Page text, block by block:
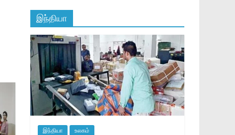
இந்தியா
இந்தியா உலகம்